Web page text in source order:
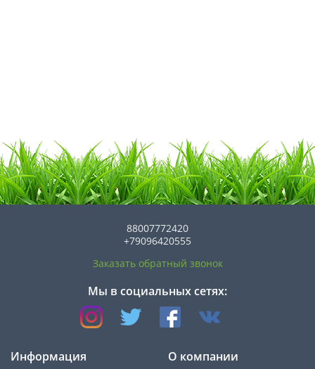
88007772420
+79096420555
Заказать обратный звонок
Мы в социальных сетях:
Информация О компании